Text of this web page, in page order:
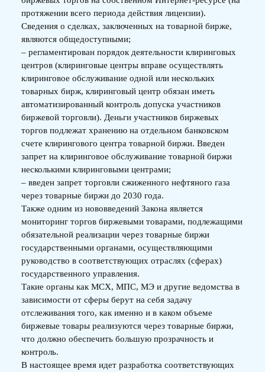
протяжении всего периода действия лицензии).
Сведения о сделках, заключенных на товарной бирже,
являются общедоступными;
– регламентирован порядок деятельности клиринговых
центров (клиринговые центры вправе осуществлять
клиринговое обслуживание одной или нескольких
товарных бирж, клиринговый центр обязан иметь
автоматизированный контроль допуска участников
биржевой торговли). Деньги участников биржевых
торгов подлежат хранению на отдельном банковском
счете клирингового центра товарной биржи. Введен
запрет на клиринговое обслуживание товарной биржи
несколькими клиринговыми центрами;
– введен запрет торговли сжиженного нефтяного газа
через товарные биржи до 2030 года.
Также одним из нововведений Закона является
мониторинг торгов биржевыми товарами, подлежащими
обязательной реализации через товарные биржи
государственными органами, осуществляющими
руководство в соответствующих отраслях (сферах)
государственного управления.
Такие органы как МСХ, МПС, МЭ и другие ведомства в
зависимости от сферы берут на себя задачу
отслеживания того, как именно и в каком объеме
биржевые товары реализуются через товарные биржи,
что должно обеспечить большую прозрачность и
контроль.
В настоящее время идет разработка соответствующих